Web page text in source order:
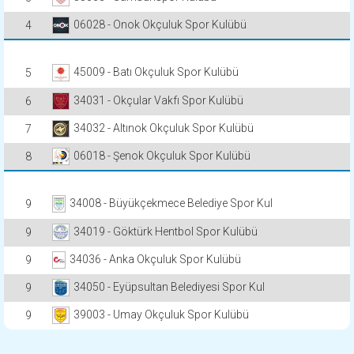
4 06028 - Onok Okçuluk Spor Kulübü
5 45009 - Batı Okçuluk Spor Kulübü
6 34031 - Okçular Vakfı Spor Kulübü
7 34032 - Altınok Okçuluk Spor Kulübü
8 06018 - Şenok Okçuluk Spor Kulübü
9 34008 - Büyükçekmece Belediye Spor Kul
9 34019 - Göktürk Hentbol Spor Kulübü
9 34036 - Anka Okçuluk Spor Kulübü
9 34050 - Eyüpsultan Belediyesi Spor Kul
9 39003 - Umay Okçuluk Spor Kulübü